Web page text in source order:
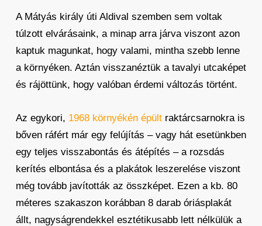
A Mátyás király úti Aldival szemben sem voltak
túlzott elvárásaink, a minap arra járva viszont azon
kaptuk magunkat, hogy valami, mintha szebb lenne
a környéken. Aztán visszanéztük a tavalyi utcaképet
és rájöttünk, hogy valóban érdemi változás történt.
Az egykori, 1968 környékén épültraktárcsarnokra is
bőven ráfért már egy felújítás – vagy hát esetünkben
egy teljes visszabontás és átépítés – a rozsdás
kerítés elbontása és a plakátok leszerelése viszont
még tovább javították az összképet. Ezen a kb. 80
méteres szakaszon korábban 8 darab óriásplakát
állt, nagyságrendekkel esztétikusabb lett nélkülük a